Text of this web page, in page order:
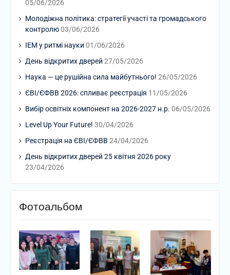
05/06/2026
Молодіжна політика: стратегії участі та громадського
контролю 03/06/2026
ІЕМ у ритмі науки 01/06/2026
День відкритих дверей 27/05/2026
Наука — це рушійна сила майбутнього! 26/05/2026
ЄВІ/ЄФВВ 2026: спливає реєстрація 11/05/2026
Вибір освітніх компонент на 2026-2027 н.р. 06/05/2026
Level Up Your Future! 30/04/2026
Реєстрація на ЄВІ/ЄФВВ 24/04/2026
День відкритих дверей 25 квітня 2026 року
23/04/2026
Фотоальбом